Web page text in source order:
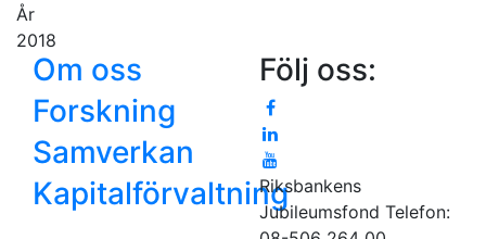
År
2018
Om oss
Forskning
Samverkan
Kapitalförvaltning
Följ oss:
Riksbankens
Jubileumsfond Telefon: